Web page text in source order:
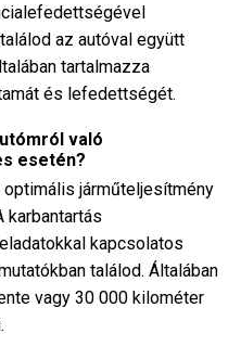
az autóval együtt
tartalmazza
és lefedettségét.
való
esetén?
járműteljesítmény
karbantartás
kapcsolatos
találod. Általában
vagy 30 000 kilométer